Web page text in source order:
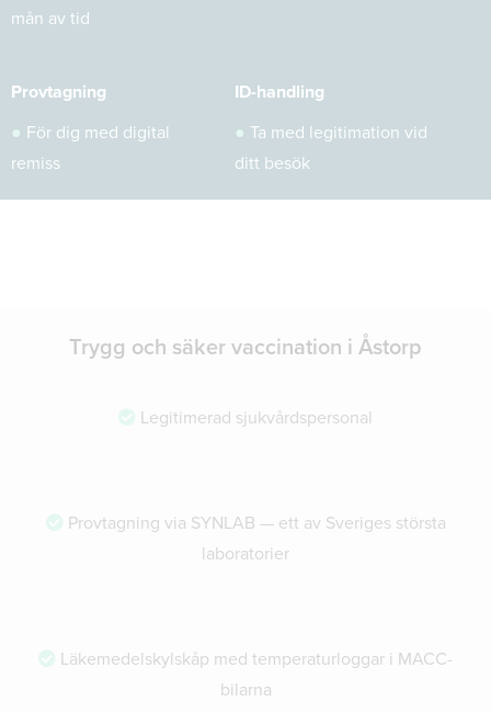
mån av tid
Provtagning
● För dig med digital
remiss
ID-handling
● Ta med legitimation vid
ditt besök
Trygg och säker vaccination i Åstorp
Legitimerad sjukvårdspersonal
Provtagning via SYNLAB — ett av Sveriges största
laboratorier
Läkemedelskylskåp med temperaturloggar i MACC-
bilarna